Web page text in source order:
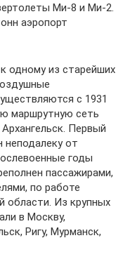
Ми-8 и Ми-2.
аэропорт
одному из старейших
с 1931
маршрутную сеть
Первый
от
годы
пассажирами,
по работе
области. Из крупных
в Москву,
Ригу, Мурманск,